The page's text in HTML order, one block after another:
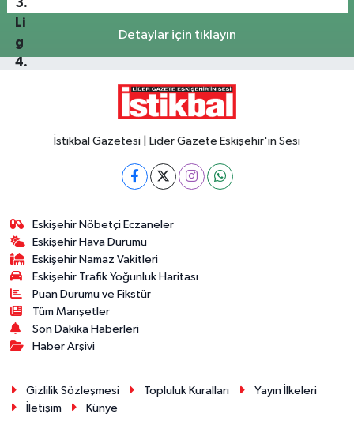
Detaylar için tıklayın
İstikbal Gazetesi | Lider Gazete Eskişehir'in Sesi
Eskişehir Nöbetçi Eczaneler
Eskişehir Hava Durumu
Eskişehir Namaz Vakitleri
Eskişehir Trafik Yoğunluk Haritası
Puan Durumu ve Fikstür
Tüm Manşetler
Son Dakika Haberleri
Haber Arşivi
Gizlilik Sözleşmesi Topluluk Kuralları
Yayın İlkeleri
İletişim
Künye